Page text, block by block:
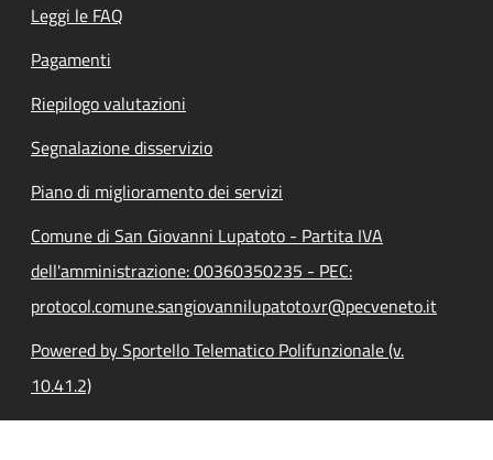
Leggi le FAQ
Pagamenti
Riepilogo valutazioni
Segnalazione disservizio
Piano di miglioramento dei servizi
Comune di San Giovanni Lupatoto - Partita IVA
dell'amministrazione: 00360350235 - PEC:
protocol.comune.sangiovannilupatoto.vr@pecveneto.it
Powered by Sportello Telematico Polifunzionale (v.
10.41.2)